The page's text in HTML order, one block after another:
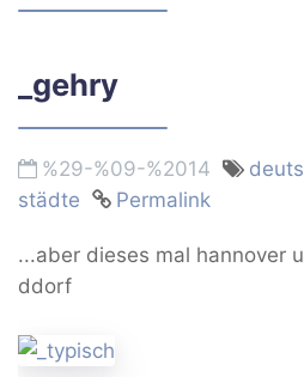
_gehry
%29-%09-%2014
städte
Permalink
...aber dieses mal hannover
ddorf